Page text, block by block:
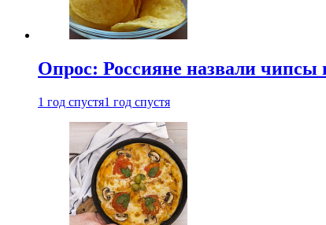
Опрос: Россияне назвали
1 год спустя1 год спустя